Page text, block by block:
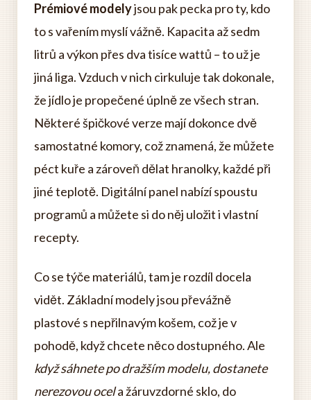
Prémiové modelyjsou pak pecka pro ty, kdo
to s vařením myslí vážně. Kapacita až sedm
litrů a výkon přes dva tisíce wattů – to už je
jiná liga. Vzduch v nich cirkuluje tak dokonale,
že jídlo je propečené úplně ze všech stran.
Některé špičkové verze mají dokonce dvě
samostatné komory, což znamená, že můžete
péct kuře a zároveň dělat hranolky, každé při
jiné teplotě. Digitální panel nabízí spoustu
programů a můžete si do něj uložit i vlastní
recepty.
Co se týče materiálů, tam je rozdíl docela
vidět. Základní modely jsou převážně
plastové s nepřilnavým košem, což je v
pohodě, když chcete něco dostupného. Ale
když sáhnete po dražším modelu, dostanete
nerezovou ocela žáruvzdorné sklo, do